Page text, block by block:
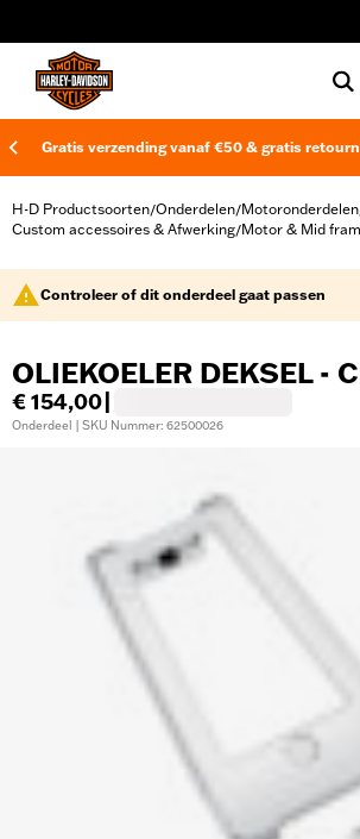
Gratis verzending vanaf €50 & gratis
H-D Productsoorten/Onderdelen/Motoronderdelen
Custom accessoires & Afwerking/Motor & Mid
Controleer of dit onderdeel gaat passen
OLIEKOELER DEKSEL -
€ 154,00
Onderdeel | SKU Nummer: 62500026